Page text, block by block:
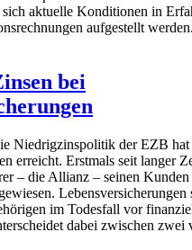
sich aktuelle Konditionen in
aufgestellt
bei
Niedrigzinspolitik der EZB hat
erreicht. Erstmals seit langer
– die Allianz – seinen
Lebensversicherungen
im Todesfall vor
dabei zwischen zwei